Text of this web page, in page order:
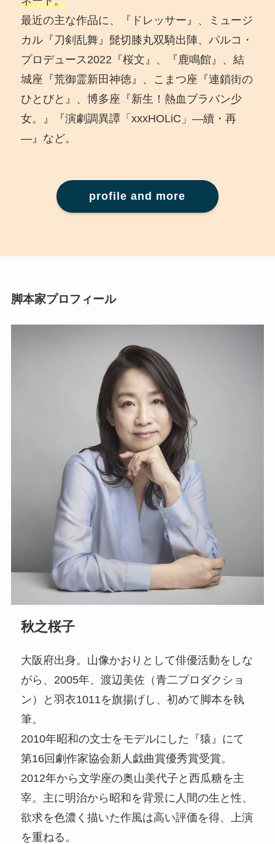
最近の主な作品に、『ドレッサー』、ミュージ
カル『刀剣乱舞』髭切膝丸双騎出陣、パルコ・
プロデュース2022『桜文』、『鹿鳴館』、結
城座『荒御霊新田神徳』、こまつ座『連鎖街の
ひとびと』、博多座『新生！熱血ブラバン少
女。』『演劇調異譚「xxxHOLiC」―續・再
―』など。
profile and more
脚本家プロフィール
秋之桜子
大阪府出身。山像かおりとして俳優活動をしな
がら、2005年、渡辺美佐（青二プロダクショ
ン）と羽衣1011を旗揚げし、初めて脚本を執
筆。
2010年昭和の文士をモデルにした『猿』にて
第16回劇作家協会新人戯曲賞優秀賞受賞。
2012年から文学座の奥山美代子と西瓜糖を主
宰。主に明治から昭和を背景に人間の生と性、
欲求を色濃く描いた作風は高い評価を得、上演
を重ねる。